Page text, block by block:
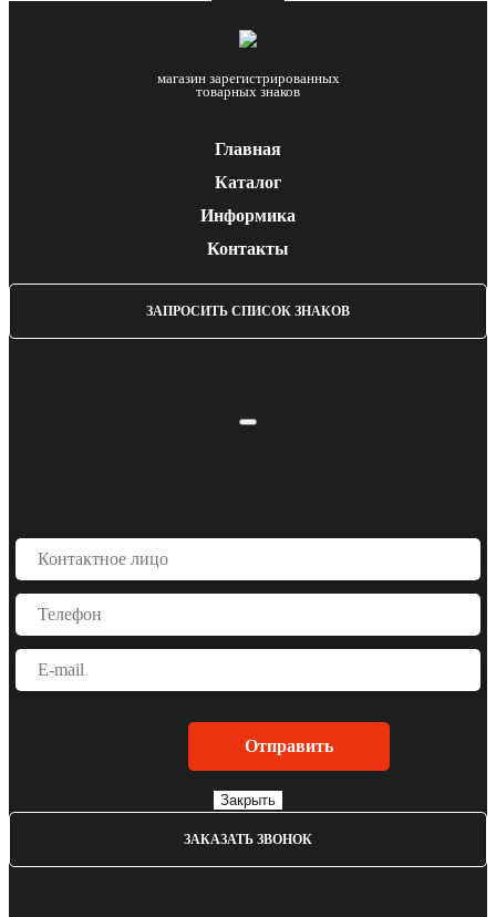
магазин зарегистрированных
товарных знаков
Главная
Каталог
Информика
Контакты
ЗАПРОСИТЬ СПИСОК ЗНАКОВ
Закрыть
ЗАКАЗАТЬ ЗВОНОК